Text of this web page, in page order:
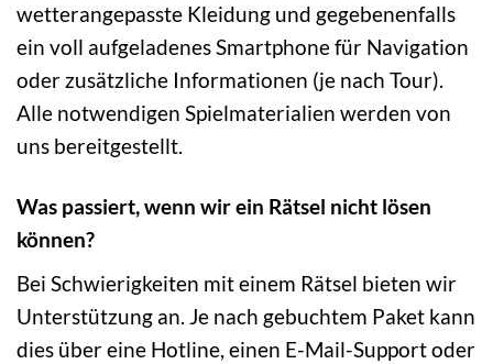
wetterangepasste Kleidung und gegebenenfalls
ein voll aufgeladenes Smartphone für Navigation
oder zusätzliche Informationen (je nach Tour).
Alle notwendigen Spielmaterialien werden von
uns bereitgestellt.
Was passiert, wenn wir ein Rätsel nicht lösen
können?
Bei Schwierigkeiten mit einem Rätsel bieten wir
Unterstützung an. Je nach gebuchtem Paket kann
dies über eine Hotline, einen E-Mail-Support oder